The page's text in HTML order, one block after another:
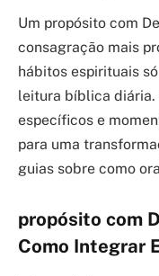
Um propósito com
consagração mais
hábitos espirituais
leitura bíblica diária.
específicos e
para uma
guias sobre como
propósito com
Como Integrar